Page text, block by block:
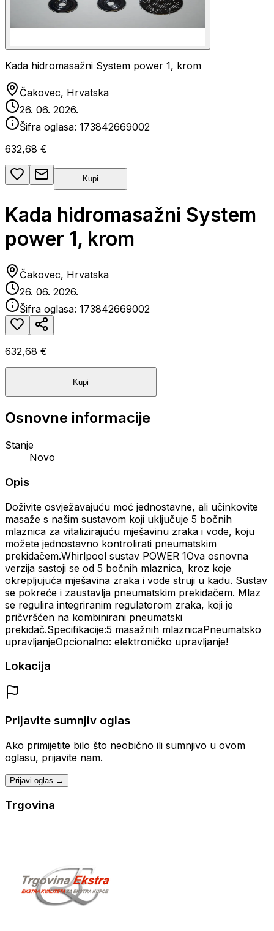
Kada hidromasažni System power 1, krom
Čakovec, Hrvatska
26. 06. 2026.
Šifra oglasa: 173842669002
632,68 €
Kupi
Kada hidromasažni System
power 1, krom
Čakovec, Hrvatska
26. 06. 2026.
Šifra oglasa: 173842669002
632,68 €
Kupi
Osnovne informacije
Stanje
Novo
Opis
Doživite osvježavajuću moć jednostavne, ali učinkovite
masaže s našim sustavom koji uključuje 5 bočnih
mlaznica za vitalizirajuću mješavinu zraka i vode, koju
možete jednostavno kontrolirati pneumatskim
prekidačem.Whirlpool sustav POWER 1Ova osnovna
verzija sastoji se od 5 bočnih mlaznica, kroz koje
okrepljujuća mješavina zraka i vode struji u kadu. Sustav
se pokreće i zaustavlja pneumatskim prekidačem. Mlaz
se regulira integriranim regulatorom zraka, koji je
pričvršćen na kombinirani pneumatski
prekidač.Specifikacije:5 masažnih mlaznicaPneumatsko
upravljanjeOpcionalno: elektroničko upravljanje!
Lokacija
Prijavite sumnjiv oglas
Ako primijetite bilo što neobično ili sumnjivo u ovom
oglasu, prijavite nam.
Prijavi oglas →
Trgovina